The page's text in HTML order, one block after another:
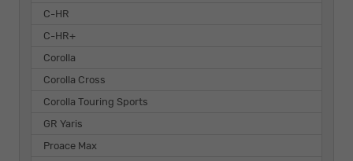
C-HR
C-HR+
Corolla
Corolla Cross
Corolla Touring Sports
GR Yaris
Proace Max